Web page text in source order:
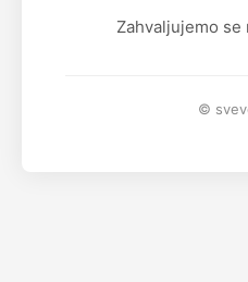
Zahvaljujemo se
©